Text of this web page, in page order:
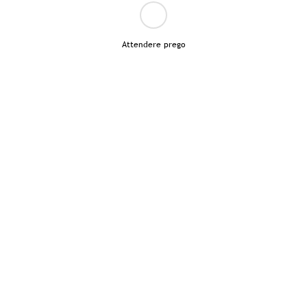
Attendere prego